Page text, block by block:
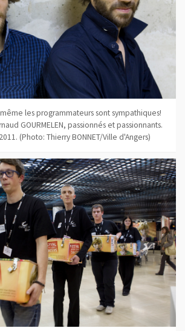
les programmateurs sont sympathiques!
GOURMELEN, passionnés et passionnants.
(Photo: Thierry BONNET/Ville d'Angers)